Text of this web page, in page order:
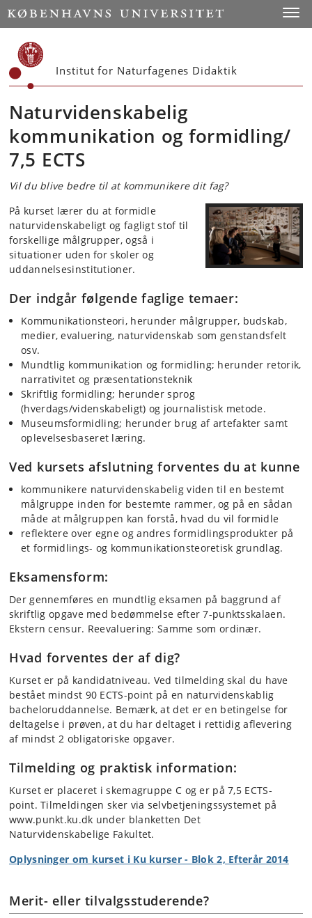
Start
Institut for Naturfagenes Didaktik
Naturvidenskabelig
kommunikation og formidling/
7,5 ECTS
Vil du blive bedre til at kommunikere dit fag?
På kurset lærer du at formidle
naturvidenskabeligt og fagligt stof til
forskellige målgrupper, også i
situationer uden for skoler og
uddannelsesinstitutioner.
Der indgår følgende faglige temaer:
Kommunikationsteori, herunder målgrupper, budskab,
medier, evaluering, naturvidenskab som genstandsfelt
osv.
Mundtlig kommunikation og formidling; herunder retorik,
narrativitet og præsentationsteknik
Skriftlig formidling; herunder sprog
(hverdags/videnskabeligt) og journalistisk metode.
Museumsformidling; herunder brug af artefakter samt
oplevelsesbaseret læring.
Ved kursets afslutning forventes du at kunne
kommunikere naturvidenskabelig viden til en bestemt
målgruppe inden for bestemte rammer, og på en sådan
måde at målgruppen kan forstå, hvad du vil formidle
reflektere over egne og andres formidlingsprodukter på
et formidlings- og kommunikationsteoretisk grundlag.
Eksamensform:
Der gennemføres en mundtlig eksamen på baggrund af
skriftlig opgave med bedømmelse efter 7-punktsskalaen.
Ekstern censur. Reevaluering: Samme som ordinær.
Hvad forventes der af dig?
Kurset er på kandidatniveau. Ved tilmelding skal du have
bestået mindst 90 ECTS-point på en naturvidenskablig
bacheloruddannelse. Bemærk, at det er en betingelse for
deltagelse i prøven, at du har deltaget i rettidig aflevering
af mindst 2 obligatoriske opgaver.
Tilmelding og praktisk information:
Kurset er placeret i skemagruppe C og er på 7,5 ECTS-
point. Tilmeldingen sker via selvbetjeningssystemet på
www.punkt.ku.dk under blanketten Det
Naturvidenskabelige Fakultet.
Oplysninger om kurset i Ku kurser - Blok 2, Efterår 2014
Merit- eller tilvalgsstuderende?